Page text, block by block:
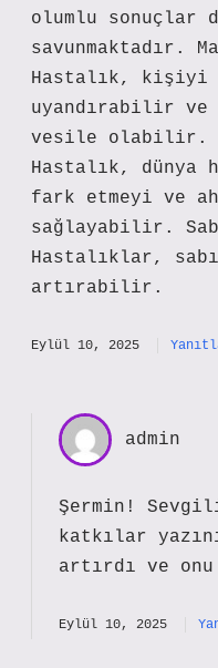
olumlu sonuçlar
savunmaktadır.
Hastalık, kişiyi
uyandırabilir ve
vesile olabilir.
Hastalık, dünya
fark etmeyi ve
sağlayabilir.
Hastalıklar,
artırabilir.
Eylül 10, 2025
admin
Şermin!
katkılar
artırdı ve onu
Eylül 10, 2025